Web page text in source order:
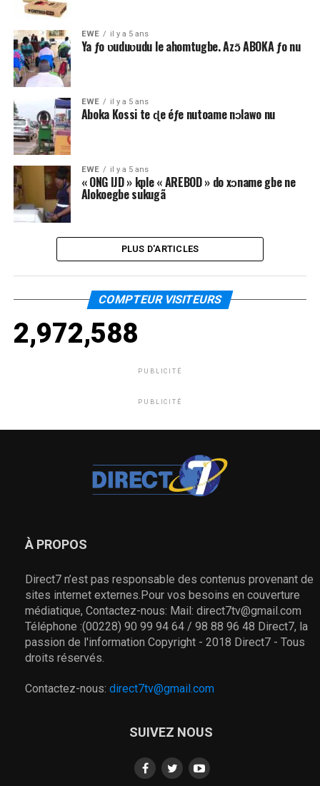
EWE il y a 5 ans
Ya ƒo ʋuduʋudu le ahomtugbe. Azɔ̃ ABOKA ƒo nu
EWE il y a 5 ans
Aboka Kossi te ɖe éƒe nutoame nɔlawo nu
EWE il y a 5 ans
« ONG IJD » kple « AREBOD » do xɔname gbe ne
Alokoegbe sukugã
PLUS D'ARTICLES
COMPTEUR VISITEURS
2,972,588
PUBLICITÉ
PUBLICITÉ
À PROPOS
Direct7 n’est pas responsable des contenus provenant de
sites internet externes.Pour vos besoins en couverture
médiatique, Contactez-nous: Mail: direct7tv@gmail.com
Téléphone :(00228) 90 99 94 64 / 98 88 96 48 Direct7, la
passion de l'information Copyright - 2018 Direct7 - Tous
droits réservés.
Contactez-nous: direct7tv@gmail.com
SUIVEZ NOUS